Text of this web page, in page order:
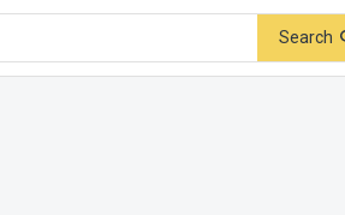
Search